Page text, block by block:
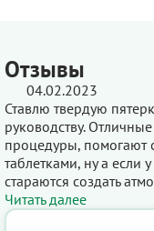
Отзывы
04.02.2023
Ставлю твердую
руководству.
процедуры, помогают
таблетками, ну а если
стараются создать
Читать далее